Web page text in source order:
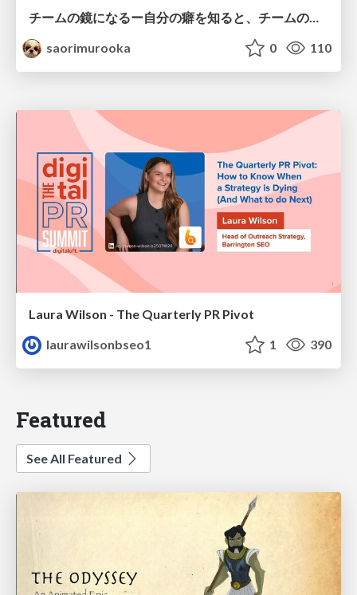
saorimurooka
0 110
Laura Wilson - The Quarterly PR Pivot
laurawilsonbseo1
1 390
Featured
See All Featured